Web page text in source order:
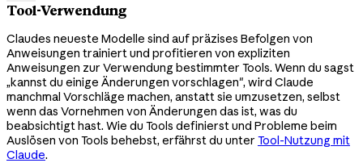
Tool-Verwendung
Claudes neueste Modelle sind auf präzises Befolgen von
Anweisungen trainiert und profitieren von expliziten
Anweisungen zur Verwendung bestimmter Tools. Wenn du sagst
„kannst du einige Änderungen vorschlagen", wird Claude
manchmal Vorschläge machen, anstatt sie umzusetzen, selbst
wenn das Vornehmen von Änderungen das ist, was du
beabsichtigt hast. Wie du Tools definierst und Probleme beim
Auslösen von Tools behebst, erfährst du unter Tool-Nutzung mit
Claude.